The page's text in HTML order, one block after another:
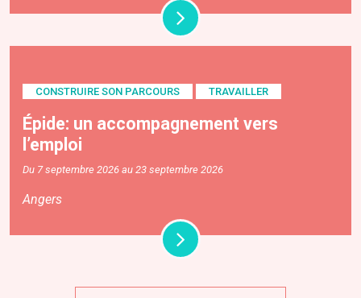
CONSTRUIRE SON PARCOURS TRAVAILLER
Épide: un accompagnement vers
l’emploi
Du 7 septembre 2026 au 23 septembre 2026
Angers